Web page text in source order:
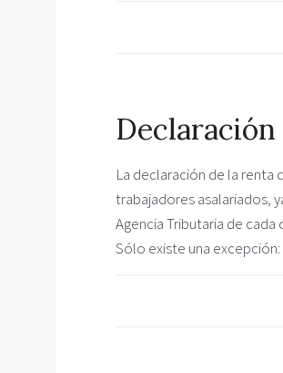
La declaración de la
trabajadores asalariados,
Agencia Tributaria de
Sólo existe una